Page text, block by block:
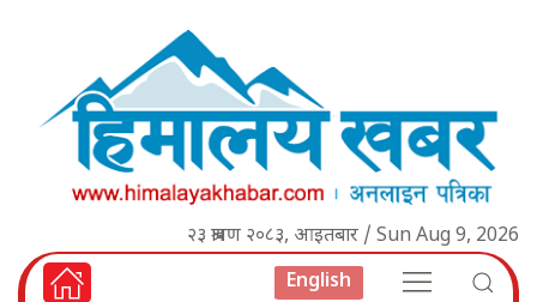
२३ श्रावण २०८३, आइतबार / Sun Aug 9, 2026
English